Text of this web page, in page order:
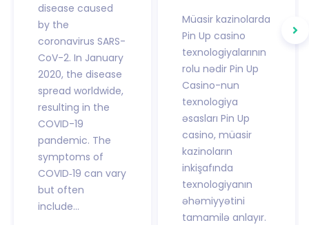
disease caused
by the
coronavirus SARS-
CoV-2. In January
2020, the disease
spread worldwide,
resulting in the
COVID-19
pandemic. The
symptoms of
COVID‑19 can vary
but often
include...
Müasir kazinolarda
Pin Up casino
texnologiyalarının
rolu nədir Pin Up
Casino-nun
texnologiya
əsasları Pin Up
casino, müasir
kazinoların
inkişafında
texnologiyanın
əhəmiyyətini
tamamilə anlayır.